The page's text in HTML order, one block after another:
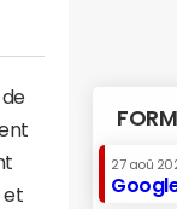
et
27 aoû